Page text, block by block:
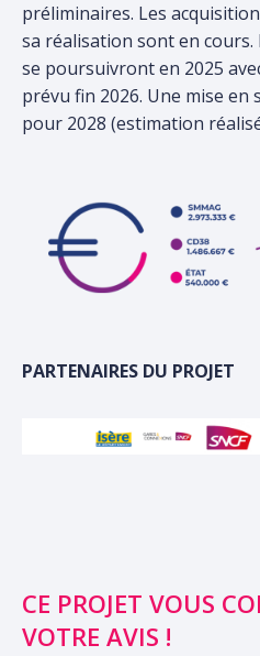
préliminaires. Les
sa réalisation sont en cours.
se poursuivront en 2025
prévu fin 2026. Une mise en
pour 2028 (estimation
PARTENAIRES DU PROJET
CE PROJET VOUS
VOTRE AVIS !